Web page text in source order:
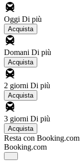
Oggi Di più
Acquista
Domani Di più
Acquista
2 giorni Di più
Acquista
3 giorni Di più
Acquista
Resta con Booking.com
Booking.com